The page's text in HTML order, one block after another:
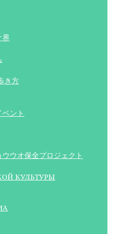
界
き方
ベント
ウオ保全プロジェクト
КУЛЬТУРЫ